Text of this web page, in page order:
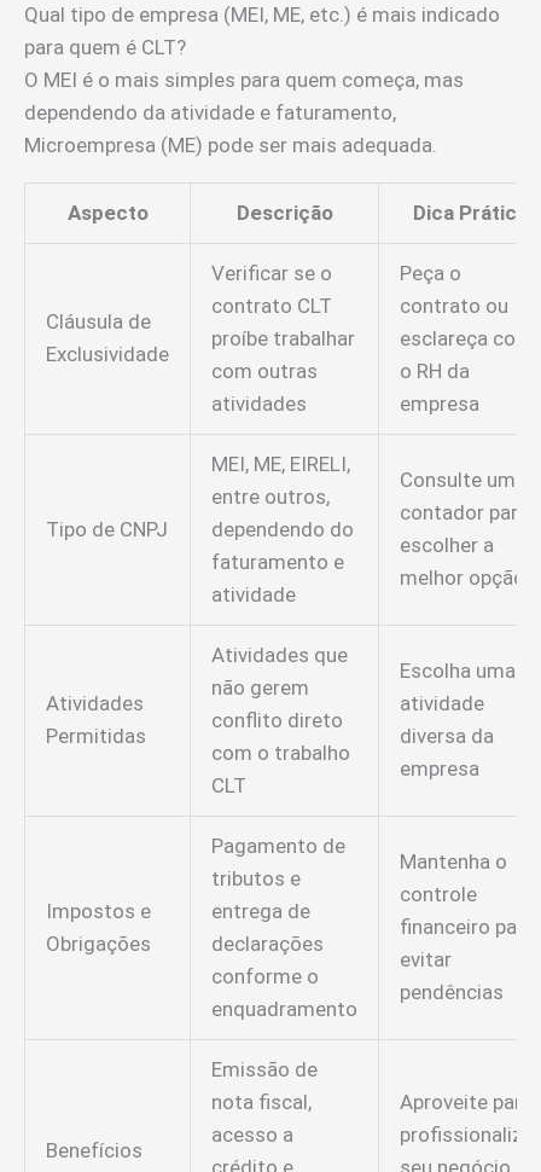
Qual tipo de empresa (MEI, ME, etc.) é mais indicado
para quem é CLT?
O MEI é o mais simples para quem começa, mas
dependendo da atividade e faturamento,
Microempresa (ME) pode ser mais adequada.
Aspecto Descrição Dica Prática
Cláusula de
Exclusividade
Verificar se o
contrato CLT
proíbe trabalhar
com outras
atividades
Peça o
contrato ou
esclareça com
o RH da
empresa
Tipo de CNPJ
MEI, ME, EIRELI,
entre outros,
dependendo do
faturamento e
atividade
Consulte um
contador para
escolher a
melhor opção
Atividades
Permitidas
Atividades que
não gerem
conflito direto
com o trabalho
CLT
Escolha uma
atividade
diversa da
empresa
Impostos e
Obrigações
Pagamento de
tributos e
entrega de
declarações
conforme o
enquadramento
Mantenha o
controle
financeiro para
evitar
pendências
Benefícios
Emissão de
nota fiscal,
acesso a
crédito e
Aproveite para
profissionalizar
seu negócio